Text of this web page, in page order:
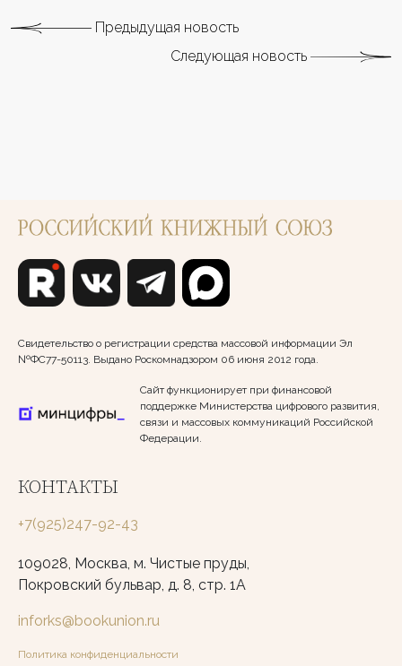
Предыдущая новость
Следующая новость
Свидетельство о регистрации средства массовой информации Эл
№ФС77-50113. Выдано Роскомнадзором 06 июня 2012 года.
Сайт функционирует при финансовой
поддержке Министерства цифрового развития,
связи и массовых коммуникаций Российской
Федерации.
КОНТАКТЫ
+7(925)247-92-43
109028, Москва, м. Чистые пруды,
Покровский бульвар, д. 8, стр. 1А
inforks@bookunion.ru
Политика конфиденциальности